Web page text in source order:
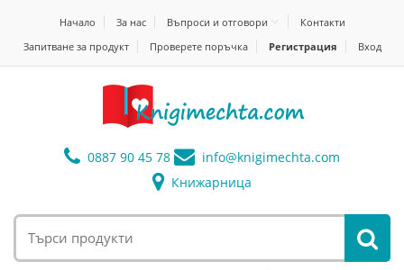
Начало За нас Въпроси и отговори
Контакти
Запитване за продукт
Проверете поръчка Регистрация Вход
0887 90 45 78 info@knigimechta.com
Книжарница